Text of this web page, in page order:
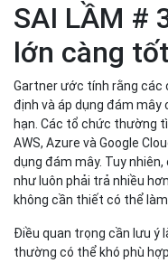
SAI LẦM #
lớn càng tốt
Gartner ước tính rằng các
định và áp dụng đám mây
hạn. Các tổ chức thường
AWS, Azure và Google
dụng đám mây. Tuy
như luôn phải trả nhiều
không cần thiết có thể
Điều quan trọng cần lưu ý
thường có thể khó phù